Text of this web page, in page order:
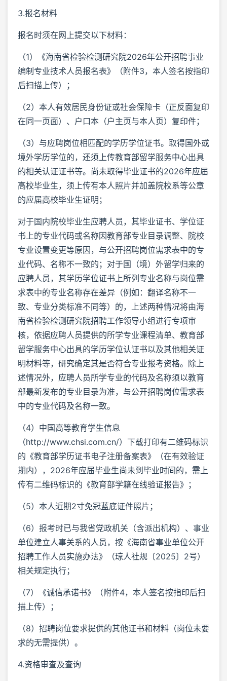
3.报名材料
报名时须在网上提交以下材料：
（1）《海南省检验检测研究院2026年公开招聘事业
编制专业技术人员报名表》（附件3，本人签名按指印
后扫描上传）；
（2）本人有效居民身份证或社会保障卡（正反面复印
在同一页面）、户口本（户主页与本人页）复印件；
（3）与应聘岗位相匹配的学历学位证书。取得国外或
境外学历学位的，还须上传教育部留学服务中心出具
的相关认证证书等。尚未取得毕业证书的2026年应届
高校毕业生，须上传有本人照片并加盖院校系等公章
的应届高校毕业生证明；
对于国内院校毕业生应聘人员，其毕业证书、学位证
书上的专业代码或名称因教育部专业目录调整、院校
专业设置变更等原因，与公开招聘岗位需求表中的专
业代码、名称不一致的；对于国（境）外留学归来的
应聘人员，其学历学位证书上所列专业名称与岗位需
求表中的专业名称存在差异（例如：翻译名称不一
致、专业分类标准不同等）的，上述两种情况将由海
南省检验检测研究院招聘工作领导小组进行专项审
核，依据应聘人员提供的所学专业课程清单、教育部
留学服务中心出具的学历学位认证书以及其他相关证
明材料等，研究确定其是否符合专业报考资格。除上
述情况外，应聘人员所学专业的代码及名称须以教育
部最新发布的专业目录为准，与公开招聘岗位需求表
中的专业代码及名称一致。
（4）中国高等教育学生信息
（http://www.chsi.com.cn/）下载打印有二维码标识
的《教育部学历证书电子注册备案表》（在有效验证
期内），2026年应届毕业生尚未到毕业时间的，需上
传有二维码标识的《教育部学籍在线验证报告》；
（5）本人近期2寸免冠蓝底证件照片；
（6）报考时已与我省党政机关（含派出机构）、事业
单位建立人事关系的人员，按《海南省事业单位公开
招聘工作人员实施办法》（琼人社规〔2025〕2号）
相关规定执行；
（7）《诚信承诺书》（附件4，本人签名按指印后扫
描上传）；
（8）招聘岗位要求提供的其他证书和材料（岗位未要
求的无需提供）。
4.资格审查及查询